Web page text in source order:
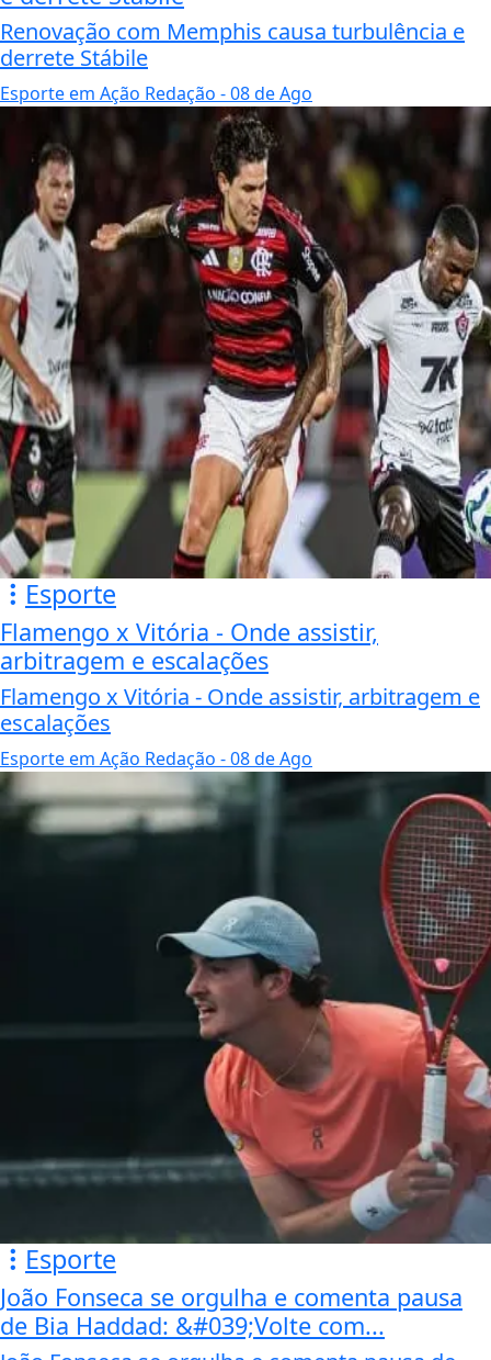
Renovação com Memphis causa turbulência e
derrete Stábile
Esporte em Ação Redação - 08 de Ago
Esporte
Flamengo x Vitória - Onde assistir,
arbitragem e escalações
Flamengo x Vitória - Onde assistir, arbitragem e
escalações
Esporte em Ação Redação - 08 de Ago
Esporte
João Fonseca se orgulha e comenta pausa
de Bia Haddad: &#039;Volte com...